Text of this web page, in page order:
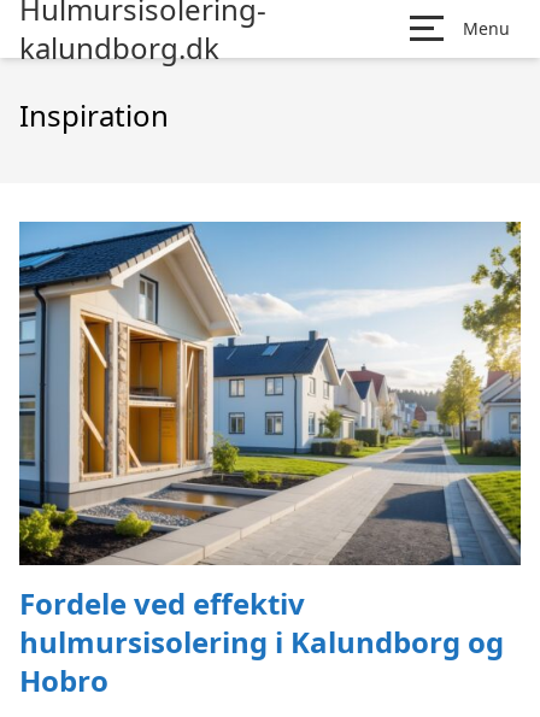
Hulmursisolering-
kalundborg.dk
Menu
Inspiration
Fordele ved effektiv
hulmursisolering i Kalundborg og
Hobro